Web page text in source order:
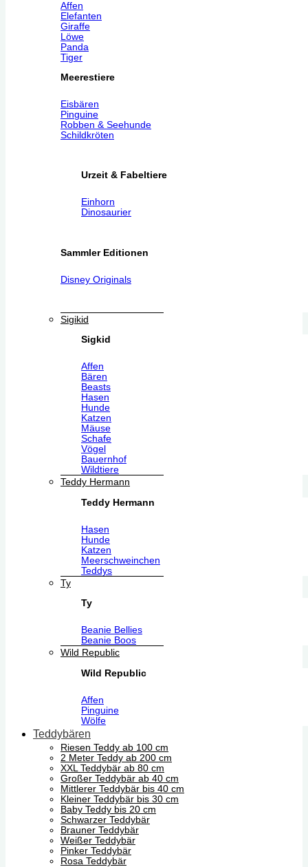
Affen
Elefanten
Giraffe
Löwe
Panda
Tiger
Meerestiere
Eisbären
Pinguine
Robben & Seehunde
Schildkröten
Urzeit & Fabeltiere
Einhorn
Dinosaurier
Sammler Editionen
Disney Originals
Sigikid
Sigkid
Affen
Bären
Beasts
Hasen
Hunde
Katzen
Mäuse
Schafe
Vögel
Bauernhof
Wildtiere
Teddy Hermann
Teddy Hermann
Hasen
Hunde
Katzen
Meerschweinchen
Teddys
Ty
Ty
Beanie Bellies
Beanie Boos
Wild Republic
Wild Republic
Affen
Pinguine
Wölfe
Teddybären
Riesen Teddy ab 100 cm
2 Meter Teddy ab 200 cm
XXL Teddybär ab 80 cm
Großer Teddybär ab 40 cm
Mittlerer Teddybär bis 40 cm
Kleiner Teddybär bis 30 cm
Baby Teddy bis 20 cm
Schwarzer Teddybär
Brauner Teddybär
Weißer Teddybär
Pinker Teddybär
Rosa Teddybär